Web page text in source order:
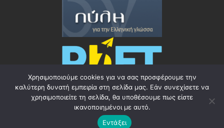
Education WordPress ThemeBy Ovation Themes
Χρησιμοποιούμε cookies για να σας προσφέρουμε την
καλύτερη δυνατή εμπειρία στη σελίδα μας. Εάν συνεχίσετε να
χρησιμοποιείτε τη σελίδα, θα υποθέσουμε πως είστε
ικανοποιημένοι με αυτό.
Εντάξει